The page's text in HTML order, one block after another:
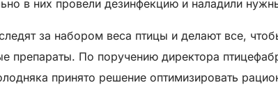
в них провели дезинфекцию и наладили
за набором веса птицы и делают все,
препараты. По поручению директора
принято решение оптимизировать